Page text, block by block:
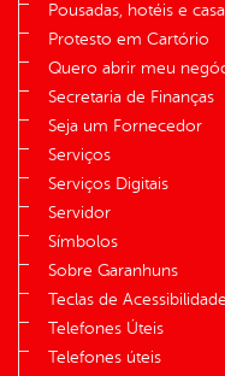
Pousadas, hotéis e
Protesto em Cartório
Quero abrir meu
Secretaria de Finanças
Seja um Fornecedor
Serviços
Serviços Digitais
Servidor
Símbolos
Sobre Garanhuns
Teclas de Acessibilidade
Telefones Úteis
Telefones úteis